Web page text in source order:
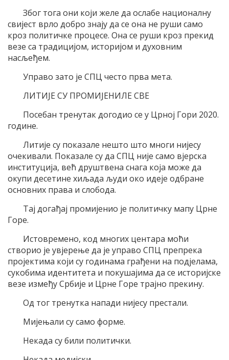
Због тога они који желе да ослабе националну
свијест врло добро знају да се она не руши само
кроз политичке процесе. Она се руши кроз прекид
везе са традицијом, историјом и духовним
насљеђем.
Управо зато је СПЦ често прва мета.
ЛИТИЈЕ СУ ПРОМИЈЕНИЛЕ СВЕ
Посебан тренутак догодио се у Црној Гори 2020.
године.
Литије су показале нешто што многи нијесу
очекивали. Показале су да СПЦ није само вјерска
институција, већ друштвена снага која може да
окупи десетине хиљада људи око идеје одбране
основних права и слобода.
Тај догађај промијенио је политичку мапу Црне
Горе.
Истовремено, код многих центара моћи
створио је увјерење да је управо СПЦ препрека
пројектима који су годинама грађени на подјелама,
сукобима идентитета и покушајима да се историјске
везе између Србије и Црне Горе трајно прекину.
Од тог тренутка напади нијесу престали.
Мијењали су само форме.
Некада су били политички.